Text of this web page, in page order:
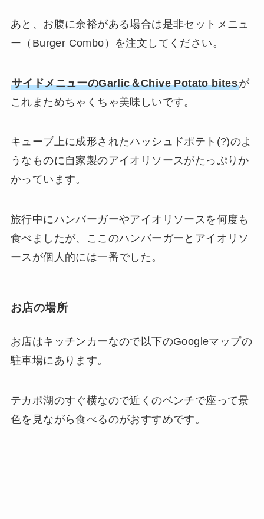
あと、お腹に余裕がある場合は是非セットメニュ
ー（Burger Combo）を注文してください。
サイドメニューのGarlic＆Chive Potato bitesが
これまためちゃくちゃ美味しいです。
キューブ上に成形されたハッシュドポテト(?)のよ
うなものに自家製のアイオリソースがたっぷりか
かっています。
旅行中にハンバーガーやアイオリソースを何度も
食べましたが、ここのハンバーガーとアイオリソ
ースが個人的には一番でした。
お店の場所
お店はキッチンカーなので以下のGoogleマップの
駐車場にあります。
テカポ湖のすぐ横なので近くのベンチで座って景
色を見ながら食べるのがおすすめです。